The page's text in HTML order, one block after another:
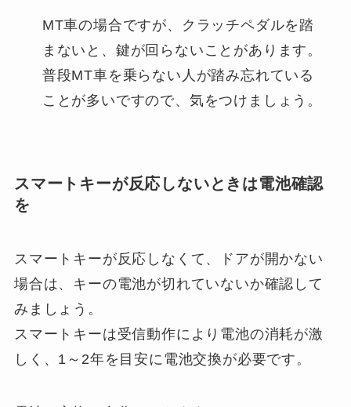
MT車の場合ですが、クラッチペダルを踏
まないと、鍵が回らないことがあります。
普段MT車を乗らない人が踏み忘れている
ことが多いですので、気をつけましょう。
スマートキーが反応しないときは電池確認
を
スマートキーが反応しなくて、ドアが開かない
場合は、キーの電池が切れていないか確認して
みましょう。
スマートキーは受信動作により電池の消耗が激
しく、1～2年を目安に電池交換が必要です。